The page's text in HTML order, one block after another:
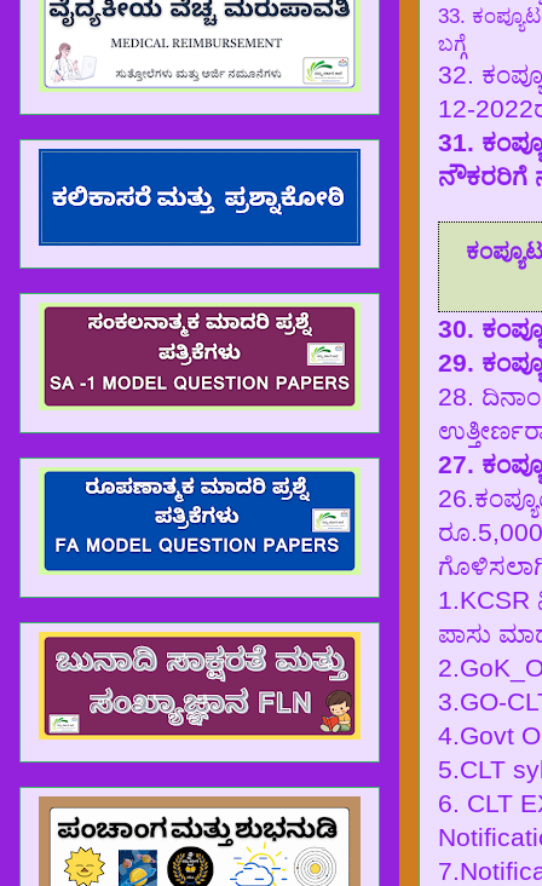
33.
ಬಗ್ಗೆ
32.
12-
31.
ನೌಕರರಿಗೆ
30.
29.
28.
27.
1.KCSR
ಪಾಸು
3.GO-
4.Govt
5.CLT
6. CLT